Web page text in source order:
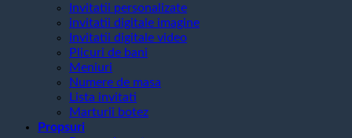
Invitatii personalizate
invitatii digitale imagine
Invitatii digitale video
Plicuri de bani
Meniuri
Numere de masa
Lista invitati
Marturii botez
Propsuri